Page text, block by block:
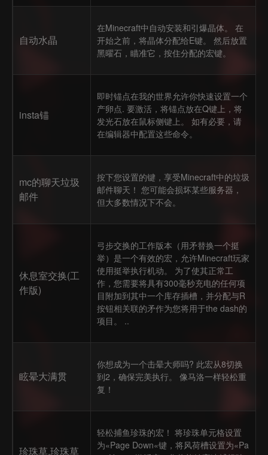
自动水晶
在Minecraft中自动安装和引爆晶体。 在
开始之前，将晶体分配给E键。 然后放置
黑曜石，瞄准它，按住分配的宏键。
insta锚
即时锚点在我的世界允许你快速设置一个
产卵点. 要激活，将锚点放在Q键上，将
发光石放在鼠标侧键上。 如有必要，请
在编辑器中配置这些命令。
mc的聊天垃圾
邮件
按下您设置的键，享受Minecraft中的垃圾
邮件聊天！ 您可能会损坏某些服务器，
但大多数情况下不会。
休息室交换(工
作版)
弓步交换的工作版本（用矛替换一个挺
举）是一个有效的宏，允许Minecraft玩家
使用挺举执行机动。 为了使其正常工
作，您需要将具有300毫秒充电的任何项
目附加到其中一个库存插槽，并分配与R
按钮相关联的矛作为您将用于the dash的
项目。 ..
眩晕大满贯
你想成为一个击晕大师吗? 此宏从8切换
到2，确保完美执行。 像马洛一样轻松重
复！
珍珠草,珍珠草
轻松捕鱼珍珠的宏！ 将珍珠单元格设置
为«Page Down«键，将风荷槽设置为«Pa